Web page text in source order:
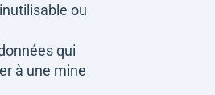
ou
qui
à une mine